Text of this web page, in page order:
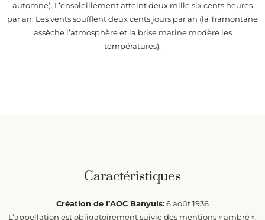
automne). L’ensoleillement atteint deux mille six cents heures
par an. Les vents soufflent deux cents jours par an (la Tramontane
assèche l’atmosphère et la brise marine modère les
températures).
Caractéristiques
Création de l’AOC Banyuls:6 août 1936
L’appellation est obligatoirement suivie des mentions « ambré »,